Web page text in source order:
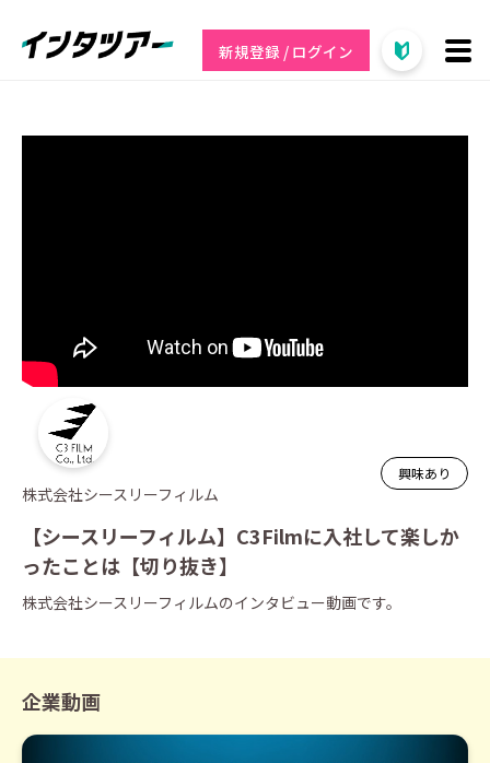
新規登録 / ログイン
興味あり
株式会社シースリーフィルム
【シースリーフィルム】C3Filmに入社して楽しか
ったことは【切り抜き】
株式会社シースリーフィルムのインタビュー動画です。
企業動画